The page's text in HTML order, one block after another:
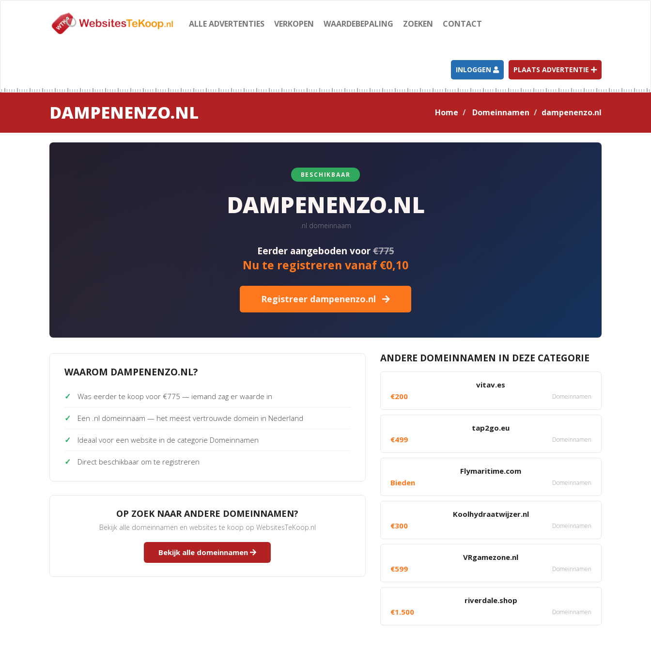
ALLE ADVERTENTIES VERKOPEN WAARDEBEPALING ZOEKEN CONTACT
INLOGGEN PLAATS ADVERTENTIE
DAMPENENZO.NL Home Domeinnamen dampenenzo.nl
BESCHIKBAAR
DAMPENENZO.NL
.nl domeinnaam
Eerder aangeboden voor€775
Nu te registreren vanaf €0,10
Registreer dampenenzo.nl
WAAROM DAMPENENZO.NL?
✓ Was eerder te koop voor €775 — iemand zag er waarde in
✓ Een .nl domeinnaam — het meest vertrouwde domein in Nederland
✓ Ideaal voor een website in de categorie Domeinnamen
✓ Direct beschikbaar om te registreren
OP ZOEK NAAR ANDERE DOMEINNAMEN?
Bekijk alle domeinnamen en websites te koop op WebsitesTeKoop.nl
Bekijk alle domeinnamen
ANDERE DOMEINNAMEN IN DEZE CATEGORIE
vitav.es
€200
Domeinnamen
tap2go.eu
€499
Domeinnamen
Flymaritime.com
Bieden
Domeinnamen
Koolhydraatwijzer.nl
€300
Domeinnamen
VRgamezone.nl
€599
Domeinnamen
riverdale.shop
€1.500
Domeinnamen